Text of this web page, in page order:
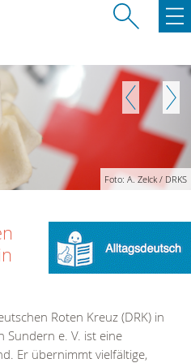
Zurück
Foto: A. Zelck / DRKS
Roten Kreuz (DRK) in
Sundern e. V. ist eine
Er übernimmt vielfältige,